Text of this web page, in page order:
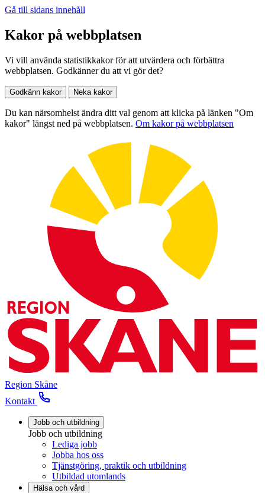
Gå till sidans innehåll
Kakor på webbplatsen
Vi vill använda statistikkakor för att utvärdera och förbättra
webbplatsen. Godkänner du att vi gör det?
Godkänn kakor Neka kakor
Du kan närsomhelst ändra ditt val genom att klicka på länken "Om
kakor" längst ned på webbplatsen. Om kakor på webbplatsen
Region Skåne
Kontakt
Jobb och utbildning
Jobb och utbildning
Lediga jobb
Jobba hos oss
Tjänstgöring, praktik och utbildning
Utbildad utomlands
Hälsa och vård